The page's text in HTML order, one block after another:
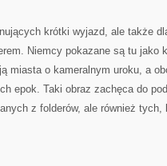
krótki wyjazd, ale także
Niemcy pokazane są tu jako
miasta o kameralnym uroku, a
epok. Taki obraz zachęca do
z folderów, ale również